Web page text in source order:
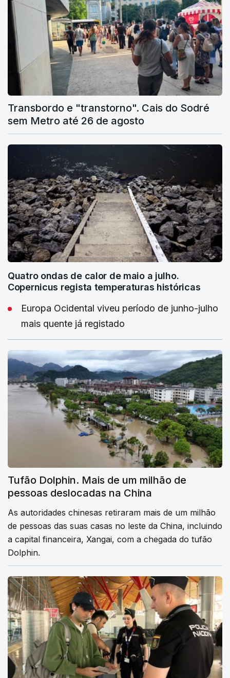
Transbordo e "transtorno". Cais do Sodré
sem Metro até 26 de agosto
Quatro ondas de calor de maio a julho.
Copernicus regista temperaturas históricas
Europa Ocidental viveu período de junho-julho
mais quente já registado
Tufão Dolphin. Mais de um milhão de
pessoas deslocadas na China
As autoridades chinesas retiraram mais de um milhão
de pessoas das suas casas no leste da China, incluindo
a capital financeira, Xangai, com a chegada do tufão
Dolphin.